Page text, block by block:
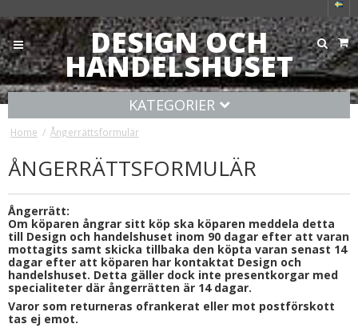
DESIGN OCH
HANDELSHUSET
KATEGORIER
Home / Ångerrättsformulär
ÅNGERRÄTTSFORMULÄR
Ångerrätt:
Om köparen ångrar sitt köp ska köparen meddela detta
till Design och handelshuset inom 90 dagar efter att varan
mottagits samt skicka tillbaka den köpta varan senast 14
dagar efter att köparen har kontaktat Design och
handelshuset. Detta gäller dock inte presentkorgar med
specialiteter där ångerrätten är 14 dagar.
Varor som returneras ofrankerat eller mot postförskott
tas ej emot.